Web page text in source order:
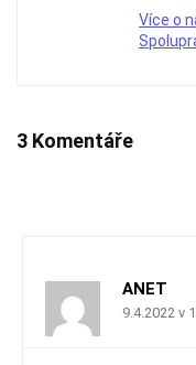
Více o
3 Komentáře
ANET
9.4.2022 v